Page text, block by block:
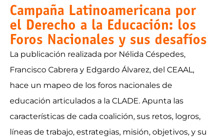
Campaña Latinoamericana por
el Derecho a la Educación: los
Foros Nacionales y sus desafíos
La publicación realizada por Nélida Céspedes,
Francisco Cabrera y Edgardo Álvarez, del CEAAL,
hace un mapeo de los foros nacionales de
educación articulados a la CLADE. Apunta las
características de cada coalición, sus retos, logros,
líneas de trabajo, estrategias, misión, objetivos, y su